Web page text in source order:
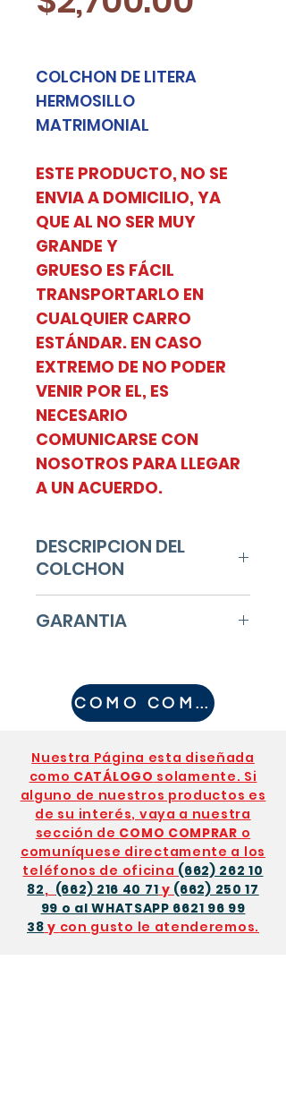
COLCHON DE LITERA
HERMOSILLO
MATRIMONIAL
ESTE PRODUCTO, NO SE
ENVIA A DOMICILIO, YA
QUE AL NO SER MUY
GRANDE Y
GRUESO ES FÁCIL
TRANSPORTARLO EN
CUALQUIER CARRO
ESTÁNDAR. EN CASO
EXTREMO DE NO PODER
VENIR POR EL, ES
NECESARIO
COMUNICARSE CON
NOSOTROS PARA LLEGAR
A UN ACUERDO.
DESCRIPCION DEL
COLCHON
Colchón de placa de
densidad, forrado con
tela lisa rayada y sin
Sencillo a la vista y
económico pero da muy
buen soporte al cuerpo
garantizando un buen
descanso.Se fabrica
directamente con
nosotros y en dado
caso de querer una
GARANTIA
GARANTIA
DIRECTAMENTE CON
COMO COMPRAR
Nuestra Página esta diseñada
como CATÁLOGO solamente. Si
alguno de nuestros productos es
de su interés, vaya a nuestra
sección de COMO COMPRAR o
comuníquese directamente a los
teléfonos de oficina (662) 262 10
82, (662) 216 40 71 y (662) 250 17
99 o al WHATSAPP 6621 96 99
38 y con gusto le atenderemos.